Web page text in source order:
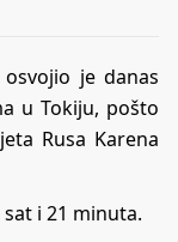
je danas
u Tokiju, pošto
Rusa Karena
i 21 minuta.